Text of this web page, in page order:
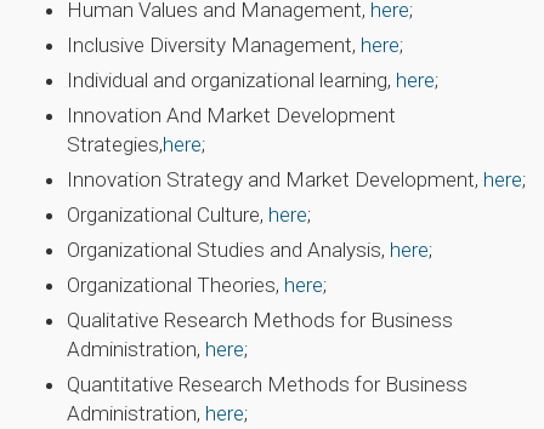
Human Values and Management, here;
Inclusive Diversity Management, here;
Individual and organizational learning, here;
Innovation And Market Development
Strategies,here;
Innovation Strategy and Market Development, here;
Organizational Culture, here;
Organizational Studies and Analysis, here;
Organizational Theories, here;
Qualitative Research Methods for Business
Administration, here;
Quantitative Research Methods for Business
Administration, here;